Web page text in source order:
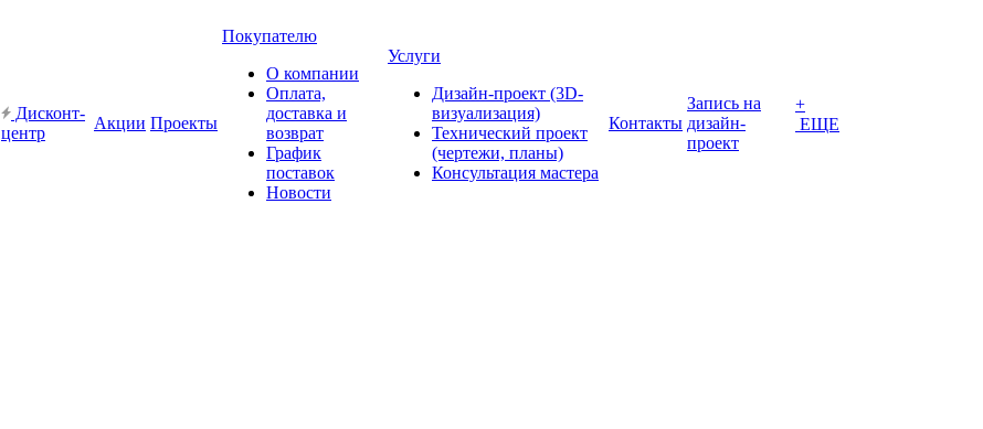
Дисконт-
центр
Акции Проекты
Покупателю
О компании
Оплата,
доставка и
возврат
График
поставок
Новости
Услуги
Дизайн-проект (3D-
визуализация)
Технический проект
(чертежи, планы)
Консультация мастера
Контакты
Запись на
дизайн-
проект
+
ЕЩЕ